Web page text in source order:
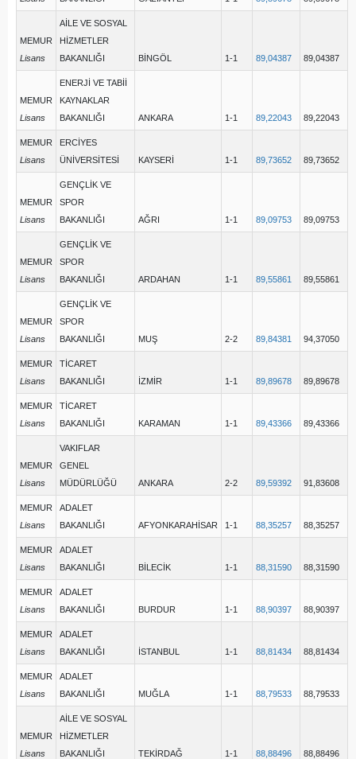
MEMUR
Lisans
AİLE VE SOSYAL
HİZMETLER
BAKANLIĞI
BİNGÖL 1-1 89,04387 89,04387
MEMUR
Lisans
ENERJİ VE TABİİ
KAYNAKLAR
BAKANLIĞI
ANKARA 1-1 89,22043 89,22043
MEMUR
Lisans
ERCİYES
ÜNİVERSİTESİ
KAYSERİ 1-1 89,73652 89,73652
MEMUR
Lisans
GENÇLİK VE
SPOR
BAKANLIĞI
AĞRI 1-1 89,09753 89,09753
MEMUR
Lisans
GENÇLİK VE
SPOR
BAKANLIĞI
ARDAHAN 1-1 89,55861 89,55861
MEMUR
Lisans
GENÇLİK VE
SPOR
BAKANLIĞI
MUŞ 2-2 89,84381 94,37050
MEMUR
Lisans
TİCARET
BAKANLIĞI
İZMİR 1-1 89,89678 89,89678
MEMUR
Lisans
TİCARET
BAKANLIĞI
KARAMAN 1-1 89,43366 89,43366
MEMUR
Lisans
VAKIFLAR
GENEL
MÜDÜRLÜĞÜ
ANKARA 2-2 89,59392 91,83608
MEMUR
Lisans
ADALET
BAKANLIĞI
AFYONKARAHİSAR 1-1 88,35257 88,35257
MEMUR
Lisans
ADALET
BAKANLIĞI
BİLECİK 1-1 88,31590 88,31590
MEMUR
Lisans
ADALET
BAKANLIĞI
BURDUR 1-1 88,90397 88,90397
MEMUR
Lisans
ADALET
BAKANLIĞI
İSTANBUL 1-1 88,81434 88,81434
MEMUR
Lisans
ADALET
BAKANLIĞI
MUĞLA 1-1 88,79533 88,79533
MEMUR
Lisans
AİLE VE SOSYAL
HİZMETLER
BAKANLIĞI
TEKİRDAĞ 1-1 88,88496 88,88496